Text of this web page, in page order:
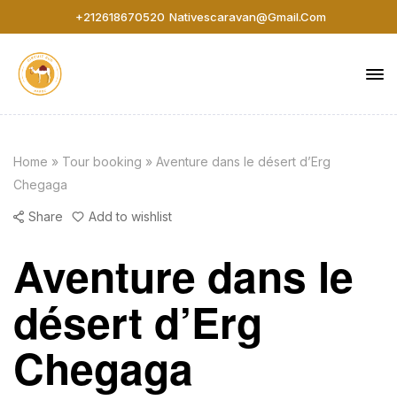
+212618670520 Nativescaravan@gmail.com
Home » Tour booking » Aventure dans le désert d’Erg
Chegaga
Share Add to wishlist
Aventure dans le
désert d’Erg
Chegaga